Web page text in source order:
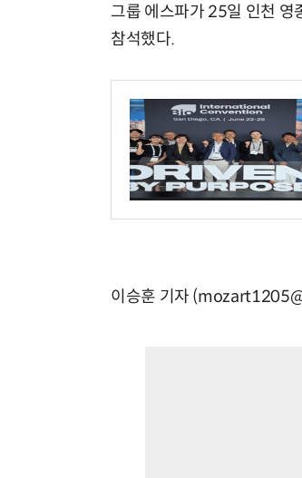
그룹 에스파가 25일 인천 영
참석했다.
이승훈 기자